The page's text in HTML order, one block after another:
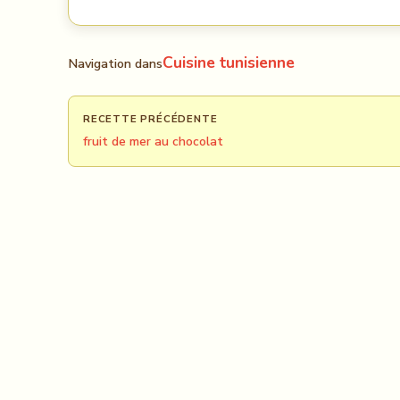
Navigation dansCuisine tunisienne
RECETTE PRÉCÉDENTE
fruit de mer au chocolat